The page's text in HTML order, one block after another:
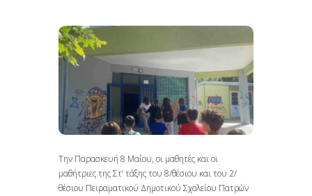
Την Παρασκευή 8 Μαΐου, οι μαθητές και οι
μαθήτριες της Στ’ τάξης του 8/θέσιου και του 2/
θέσιου Πειραματικού Δημοτικού Σχολείου Πατρών